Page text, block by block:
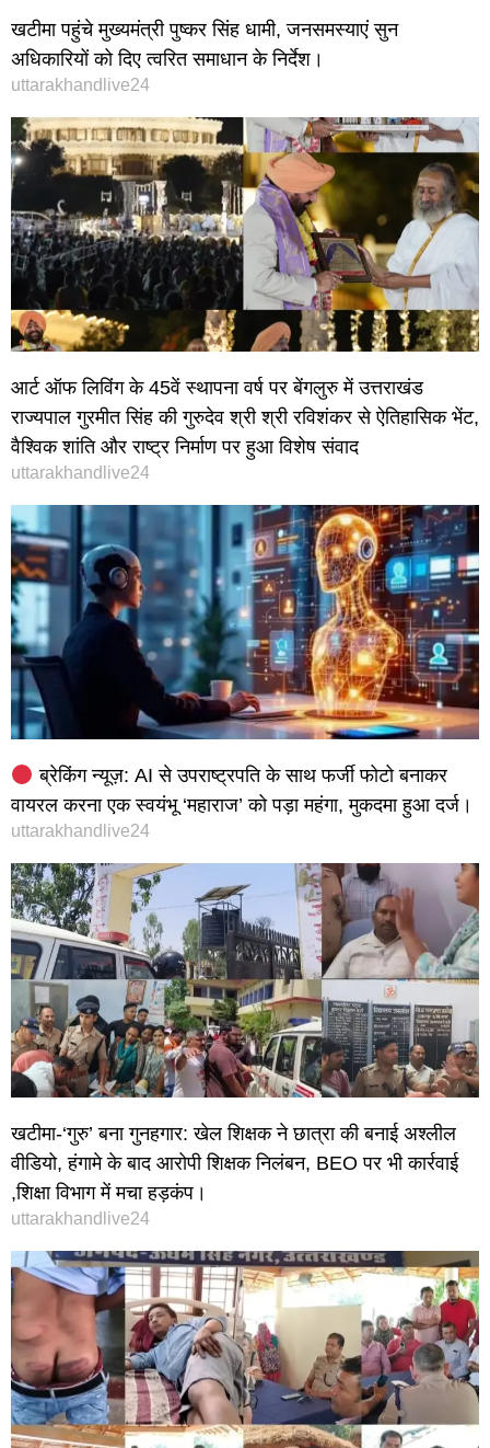
खटीमा पहुंचे मुख्यमंत्री पुष्कर सिंह धामी, जनसमस्याएं सुन
अधिकारियों को दिए त्वरित समाधान के निर्देश।
uttarakhandlive24
आर्ट ऑफ लिविंग के 45वें स्थापना वर्ष पर बेंगलुरु में उत्तराखंड
राज्यपाल गुरमीत सिंह की गुरुदेव श्री श्री रविशंकर से ऐतिहासिक भेंट,
वैश्विक शांति और राष्ट्र निर्माण पर हुआ विशेष संवाद
uttarakhandlive24
ब्रेकिंग न्यूज़: AI से उपराष्ट्रपति के साथ फर्जी फोटो बनाकर
वायरल करना एक स्वयंभू ‘महाराज’ को पड़ा महंगा, मुकदमा हुआ दर्ज।
uttarakhandlive24
खटीमा-‘गुरु’ बना गुनहगार: खेल शिक्षक ने छात्रा की बनाई अश्लील
वीडियो, हंगामे के बाद आरोपी शिक्षक निलंबन, BEO पर भी कार्रवाई
,शिक्षा विभाग में मचा हड़कंप।
uttarakhandlive24